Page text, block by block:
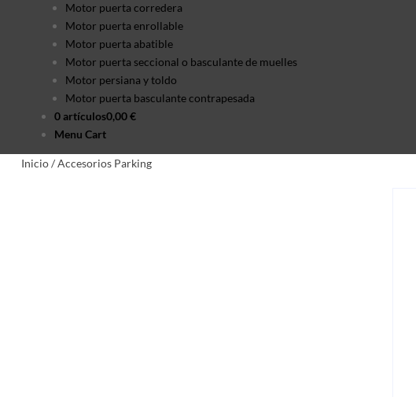
Motor puerta corredera
Motor puerta enrollable
Motor puerta abatible
Motor puerta seccional o basculante de muelles
Motor persiana y toldo
Motor puerta basculante contrapesada
0 artículos0,00 €
Menu Cart
Inicio/Accesorios Parking